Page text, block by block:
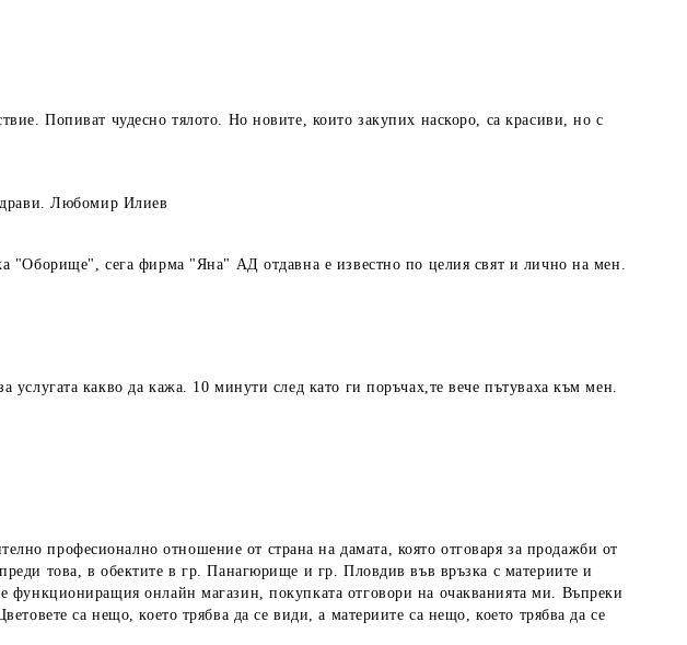
Попиват чудесно тялото. Но новите, които закупих наскоро, са красиви, но с
Любомир Илиев
"Оборище", сега фирма "Яна" АД отдавна е известно по целия свят и лично на мен.
какво да кажа. 10 минути след като ги поръчах,те вече пътуваха към мен.
професионално отношение от страна на дамата, която отговаря за продажби от
това, в обектите в гр. Панагюрище и гр. Пловдив във връзка с материите и
функциониращия онлайн магазин, покупката отговори на очакванията ми. Въпреки
са нещо, което трябва да се види, а материите са нещо, което трябва да се